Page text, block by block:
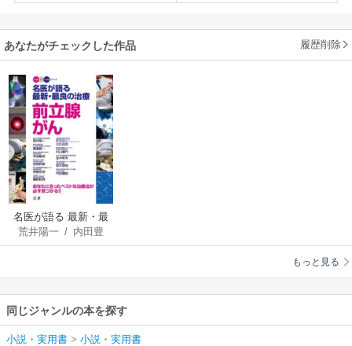
あなたがチェックした作品 履歴削除
名医が語る 最新・最
良の治療 前立腺がん
荒井陽一 / 内田豊
昭/幡野和男/辻比
山重行/寺地敏郎/
並木幹夫/吉岡邦
彦/鈴木啓悦/斉藤
史郎
もっと見る
同じジャンルの本を探す
小説・実用書 > 小説・実用書